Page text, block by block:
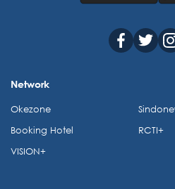
Network
Okezone
Booking Hotel
VISION+
RCTI+